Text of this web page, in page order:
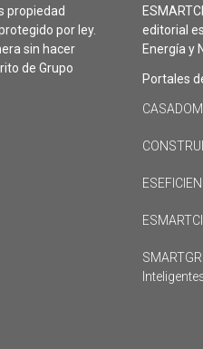
propiedad
por ley.
sin hacer
de Grupo
editorial
Energía y
Portales